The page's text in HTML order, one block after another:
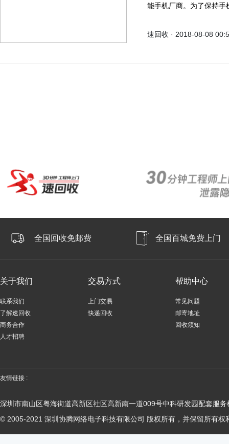
能手机厂商。为了保持手
并将于8月17日正式登场
速回收 · 2018-08-08
全国回收免邮费 全国百城免费上门
关于我们
联系我们
了解速回收
商务合作
人才招聘
交易方式
上门交易
快递回收
帮助中心
常见问题
邮寄地址
回收须知
友情链接 :
深圳市南山区粤海街道高新区社区高新南一道009号中科研发园配套服务
© 2005-2021 深圳协腾网络电子科技有限公司 版权所有，并保留所有权